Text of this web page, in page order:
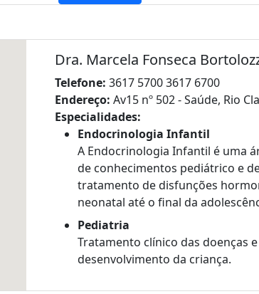
Dra. Marcela Fonseca
Telefone: 3617 5700 3617 6700
Endereço: Av15 nº 502 - Saúde, Rio
Especialidades:
Endocrinologia Infantil
A Endocrinologia Infantil é uma
de conhecimentos pediátrico e
tratamento de disfunções
neonatal até o final da
Pediatria
Tratamento clínico das doenças
desenvolvimento da criança.